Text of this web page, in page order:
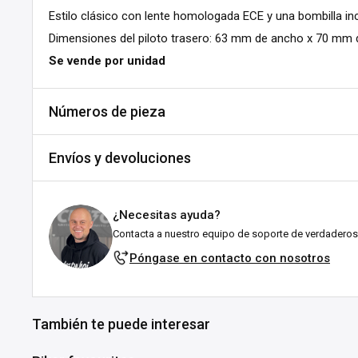
Estilo clásico con lente homologada ECE y una bombilla
Dimensiones del piloto trasero: 63 mm de ancho x 70 mm
Se vende por unidad
Números de pieza
DPN:901564
Envíos y devoluciones
Todos los pedidos se envían desde nuestro almacén en
esforzamos por enviarlos lo antes posible!
suele tardar entre 1 y 3 días laborables tras el
¿Necesitas ayuda?
Contacta a nuestro equipo de soporte de
Póngase en contacto con nosotros
También te puede interesar